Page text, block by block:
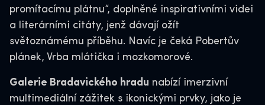
promítacímu plátnu“, doplněné inspirativními videi
a literárními citáty, jenž dávají ožít
světoznámému příběhu. Navíc je čeká Pobertův
plánek, Vrba mlátička i mozkomorové.
Galerie Bradavického hradu nabízí imerzivní
multimediální zážitek s ikonickými prvky, jako je